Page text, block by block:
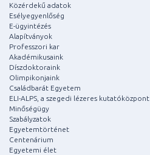
Közérdekű adatok
Esélyegyenlőség
E-ügyintézés
Alapítványok
Professzori kar
Akadémikusaink
Díszdoktoraink
Olimpikonjaink
Családbarát Egyetem
ELI-ALPS, a szegedi lézeres kutatóközpont
Minőségügy
Szabályzatok
Egyetemtörténet
Centenárium
Egyetemi élet